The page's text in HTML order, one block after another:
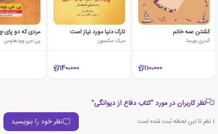
کشتن عمه خانم
آندری بورسا
110،000
تارک دنیا مورد نیاز است
میک جکسون
140،000
مردی که دو
پی جی وودهاوس
نظر کاربران در مورد "کتاب دفاع از دیوانگی"
1نظر تا این لحظه ثبت شده است نظر خود را بنویسید